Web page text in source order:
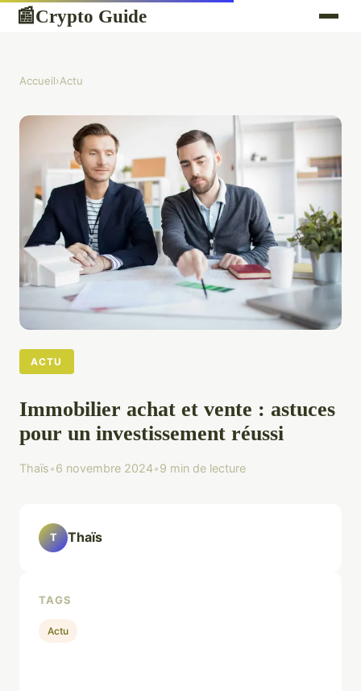
📰Crypto Guide
Accueil›Actu
ACTU
Immobilier achat et vente : astuces
pour un investissement réussi
Thaïs•6 novembre 2024•9 min de lecture
T Thaïs
TAGS
Actu